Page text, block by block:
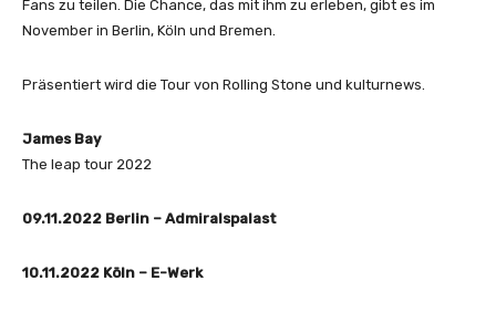
Fans zu teilen. Die Chance, das mit ihm zu erleben, gibt es im
November in Berlin, Köln und Bremen.
Präsentiert wird die Tour von Rolling Stone und kulturnews.
James Bay
The leap tour 2022
09.11.2022 Berlin – Admiralspalast
10.11.2022 Köln – E-Werk